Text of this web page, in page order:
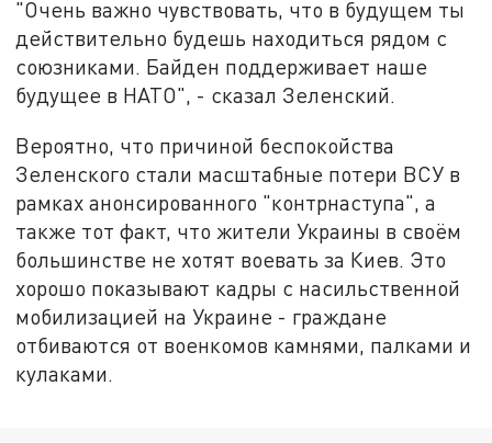
"Очень важно чувствовать, что в будущем ты
действительно будешь находиться рядом с
союзниками. Байден поддерживает наше
будущее в НАТО", - сказал Зеленский.
Вероятно, что причиной беспокойства
Зеленского стали масштабные потери ВСУ в
рамках анонсированного "контрнаступа", а
также тот факт, что жители Украины в своём
большинстве не хотят воевать за Киев. Это
хорошо показывают кадры с насильственной
мобилизацией на Украине - граждане
отбиваются от военкомов камнями, палками и
кулаками.